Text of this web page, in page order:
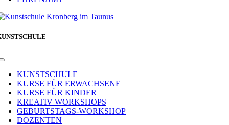
Toggle
NavigationKUNSTSCHULE
KURSE FÜR ERWACHSENE
KURSE FÜR KINDER
KREATIV WORKSHOPS
GEBURTSTAGS-WORKSHOP
DOZENTEN